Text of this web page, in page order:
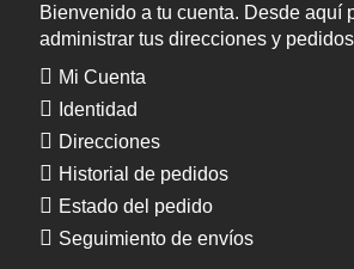
Bienvenido a tu cuenta. Desde aquí
administrar tus direcciones y
Mi Cuenta
Identidad
Direcciones
Historial de pedidos
Estado del pedido
Seguimiento de envíos